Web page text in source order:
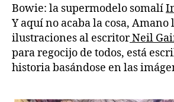
Bowie: la supermodelo somalí
Y aquí no acaba la cosa,
ilustraciones al escritorNeil
para regocijo de todos, está
historia basándose en las